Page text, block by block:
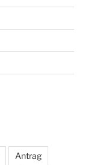
Antrag